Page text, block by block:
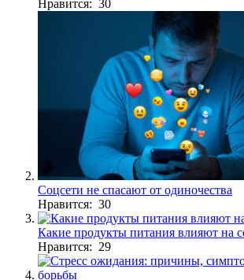
Нравится: 30
Соцсети не спасают от одиночества
Нравится: 30
Какие продукты питания влияют на
Нравится: 29